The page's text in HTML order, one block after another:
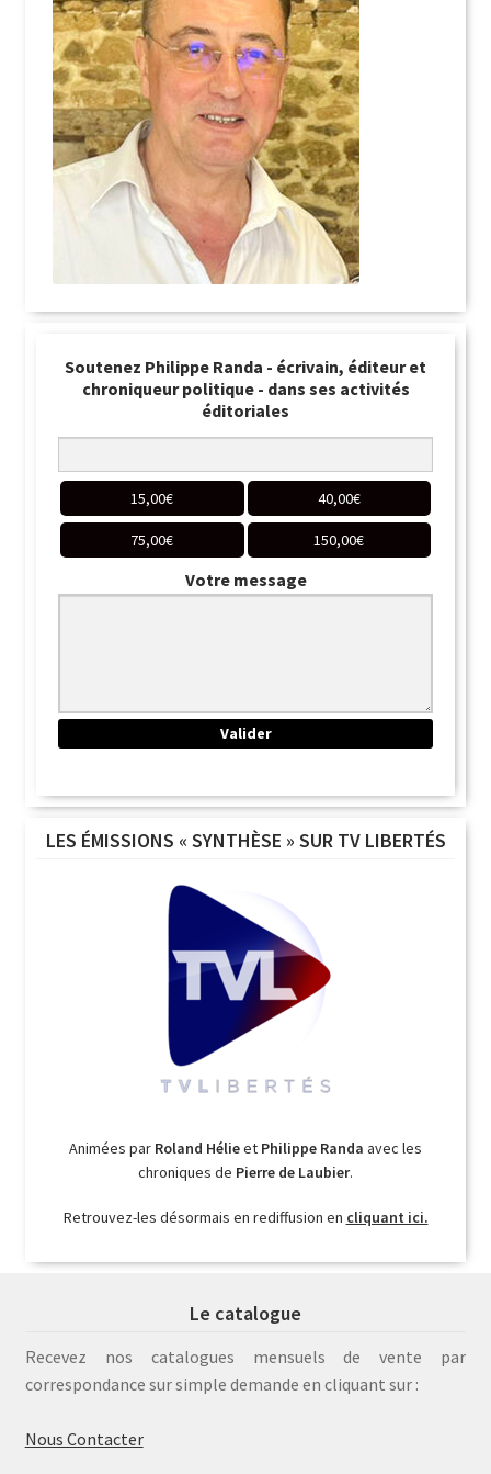
Soutenez Philippe Randa - écrivain, éditeur et
chroniqueur politique - dans ses activités
éditoriales
15,00€ 40,00€
75,00€ 150,00€
Votre message
LES ÉMISSIONS « SYNTHÈSE » SUR TV LIBERTÉS
Animées par Roland Hélieet Philippe Randa avec les
chroniques de Pierre de Laubier.
Retrouvez-les désormais en rediffusion en cliquant ici.
Le catalogue
Recevez nos catalogues mensuels de vente par
correspondance sur simple demande en cliquant sur :
Nous Contacter